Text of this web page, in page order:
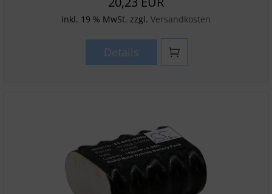
inkl. 19 % MwSt. zzgl. Versandkosten
Details